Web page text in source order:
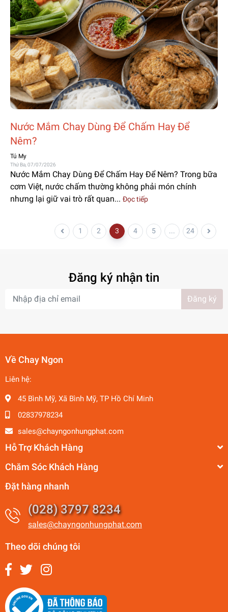
Nước Mắm Chay Dùng Để Chấm Hay Để
Nêm?
Tú My
Thứ Ba, 07/07/2026
Nước Mắm Chay Dùng Để Chấm Hay Để Nêm? Trong bữa
cơm Việt, nước chấm thường không phải món chính
nhưng lại giữ vai trò rất quan... Đọc tiếp
1 2 3 4 5 ... 24
Đăng ký nhận tin
Đăng ký
Về Chay Ngon
Liên hệ:
45 Bình Mỹ, Xã Bình Mỹ, TP Hồ Chí Minh
02837978234
sales@chayngonhungphat.com
Hỗ Trợ Khách Hàng
Chăm Sóc Khách Hàng
Đặt hàng nhanh
(028) 3797 8234
sales@chayngonhungphat.com
Theo dõi chúng tôi